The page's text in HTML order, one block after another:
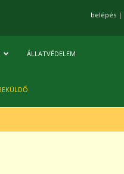
belépés |
ÁLLATVÉDELEM